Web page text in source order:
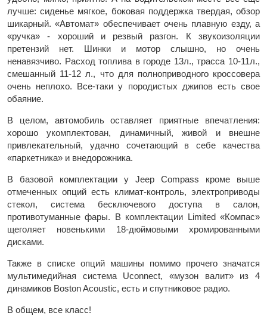
лучше: сиденье мягкое, боковая поддержка твердая, обзор
шикарный. «Автомат» обеспечивает очень плавную езду, а
«ручка» - хороший и резвый разгон. К звукоизоляции
претензий нет. Шинки и мотор слышно, но очень
ненавязчиво. Расход топлива в городе 13л., трасса 10-11л.,
смешанный 11-12 л., что для полноприводного кроссовера
очень неплохо. Все-таки у породистых джипов есть свое
обаяние.
В целом, автомобиль оставляет приятные впечатления:
хорошо укомплектован, динамичный, живой и внешне
привлекательный, удачно сочетающий в себе качества
«паркетника» и внедорожника.
В базовой комплектации у Jeep Compass кроме выше
отмеченных опций есть климат-контроль, электроприводы
стекол, система бесключевого доступа в салон,
противотуманные фары. В комплектации Limited «Компас»
щеголяет новенькими 18-дюймовыми хромированными
дисками.
Также в списке опций машины помимо прочего значатся
мультимедийная система Uconnect, «музон валит» из 4
динамиков Boston Acoustic, есть и спутниковое радио.
В общем, все класс!